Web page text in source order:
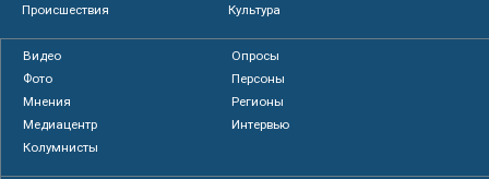
Происшествия
Культура
Видео
Опросы
Фото
Персоны
Мнения
Регионы
Медиацентр
Интервью
Колумнисты